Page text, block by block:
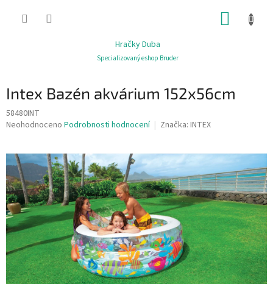
Hračky Duba
Specializovaný eshop Bruder
Intex Bazén akvárium 152x56cm
58480INT
Průměrné
z
5
hvězdiček.
Neohodnoceno Podrobnosti hodnocení Značka: INTEX